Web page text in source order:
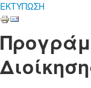
ΕΚΤΥΠΩΣΗ